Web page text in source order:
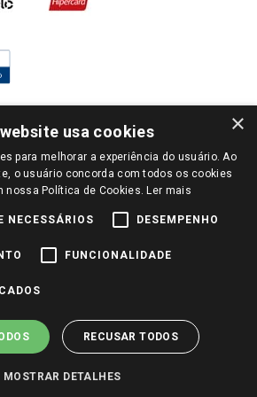
SUA REGIÃO, FAÇA LOGIN E SELECIONE A LOJA DE
APÓS O LOGIN, OS PREÇOS DA SUA REGIÃO OU
SERÃO CARREGADOS.
COMERCIAIS DESTE SITE SÃO VÁLIDOS APENAS
NO GIASSI.COM.BR E NA LOJA SELECIONADA
ONLINE DIVULGADOS NO SITE PREVALECEM ANTE
E SITES DE BUSCAS.
TODOS OS DIREITOS RESERVADOS.
×
usa cookies
para melhorar a experiência do usuário. Ao
o usuário concorda com todos os cookies
nossa Política de Cookies. Ler mais
NECESSÁRIOS DESEMPENHO
FUNCIONALIDADE
RECUSAR TODOS
MOSTRAR DETALHES